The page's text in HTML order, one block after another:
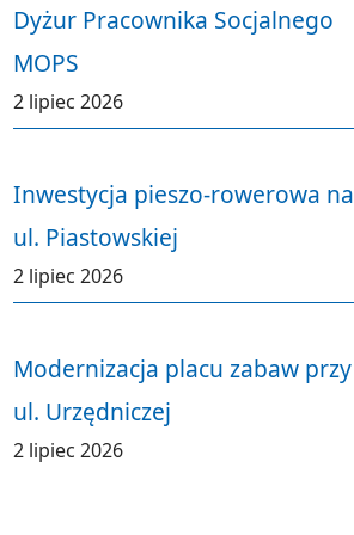
Dyżur Pracownika Socjalnego
MOPS
2 lipiec 2026
Inwestycja pieszo-rowerowa na
ul. Piastowskiej
2 lipiec 2026
Modernizacja placu zabaw przy
ul. Urzędniczej
2 lipiec 2026